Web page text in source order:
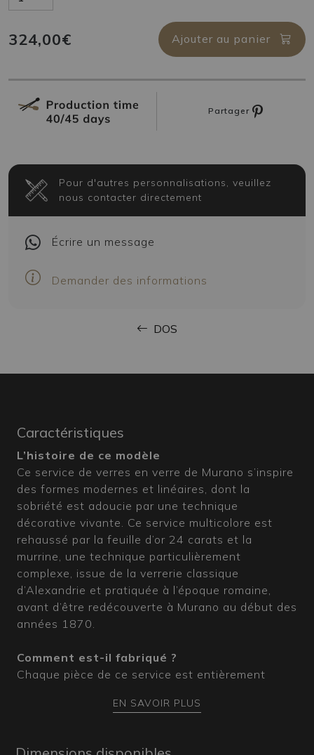
324,00€ Ajouter au panier
Partager
Pour d'autres personnalisations, veuillez
nous contacter directement
Écrire un message
Demander des informations
DOS
Caractéristiques
L’histoire de ce modèle
Ce service de verres en verre de Murano s’inspire
des formes modernes et linéaires, dont la
sobriété est adoucie par une technique
décorative vivante. Ce service multicolore est
rehaussé par la feuille d’or 24 carats et la
murrine, une technique particulièrement
complexe, issue de la verrerie classique
d’Alexandrie et pratiquée à l’époque romaine,
avant d’être redécouverte à Murano au début des
années 1870.
Comment est-il fabriqué ?
Chaque pièce de ce service est entièrement
les fours de Murano, puis enrichie par la
EN SAVOIR PLUS